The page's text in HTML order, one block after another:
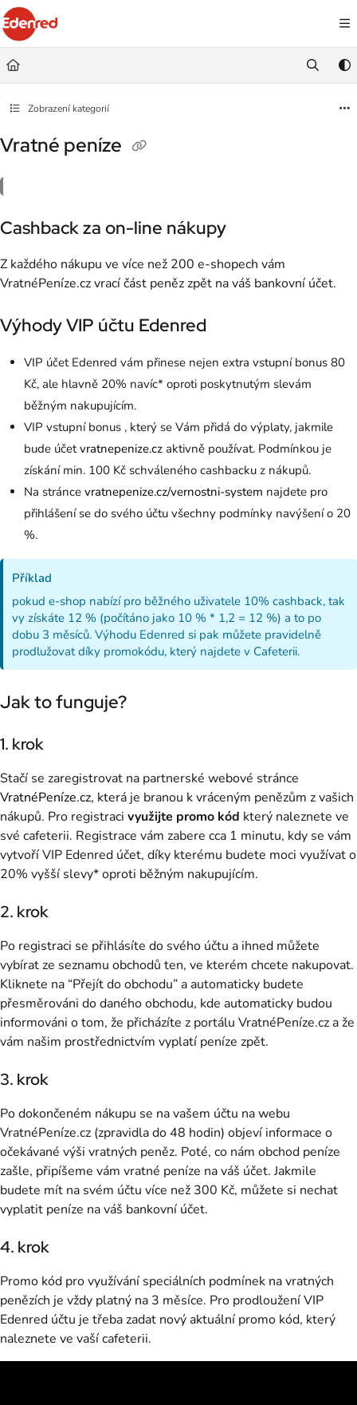
Documentation Index
Fetch the complete documentation index at:
Use this file to discover all available pages before exploring further.
Zobrazení kategorií
Vratné peníze
Cashback za on-line nákupy
Z každého nákupu ve více než 200 e-shopech vám
VratnéPeníze.cz vrací část peněz zpět na váš bankovní účet.
Výhody VIP účtu Edenred
VIP účet Edenred vám přinese nejen extra vstupní bonus 80
Kč, ale hlavně 20% navíc* oproti poskytnutým slevám
běžným nakupujícím.
VIP vstupní bonus , který se Vám přidá do výplaty, jakmile
bude účetvratnepenize.cz aktivně používat. Podmínkou je
získání min. 100 Kč schváleného cashbacku z nákupů.
Na stránce vratnepenize.cz/vernostni-system najdete pro
přihlášení se do svého účtu všechny podmínky navýšení o 20
%.
Příklad
pokud e-shop nabízí pro běžného uživatele 10% cashback, tak
vy získáte 12 % (počítáno jako 10 % * 1,2 = 12 %) a to po
dobu 3 měsíců. Výhodu Edenred si pak můžete pravidelně
prodlužovat díky promokódu, který najdete v Cafeterii.
Jak to funguje?
1. krok
Stačí se zaregistrovat na partnerské webové stránce
VratnéPeníze.cz, která je branou k vráceným penězům z vašich
nákupů. Pro registraci využijte promo kód který naleznete ve
své cafeterii. Registrace vám zabere cca 1 minutu, kdy se vám
vytvoří VIP Edenred účet, díky kterému budete moci využívat o
20% vyšší slevy* oproti běžným nakupujícím.
2. krok
Po registraci se přihlásíte do svého účtu a ihned můžete
vybírat ze seznamu obchodů ten, ve kterém chcete nakupovat.
Kliknete na “Přejít do obchodu” a automaticky budete
přesměrováni do daného obchodu, kde automaticky budou
informováni o tom, že přicházíte z portálu VratnéPeníze.cz a že
vám našim prostřednictvím vyplatí peníze zpět.
3. krok
Po dokončeném nákupu se na vašem účtu na webu
VratnéPeníze.cz (zpravidla do 48 hodin) objeví informace o
očekávané výši vratných peněz. Poté, co nám obchod peníze
zašle, připíšeme vám vratné peníze na váš účet. Jakmile
budete mít na svém účtu více než 300 Kč, můžete si nechat
vyplatit peníze na váš bankovní účet.
4. krok
Promo kód pro využívání speciálních podmínek na vratných
penězích je vždy platný na 3 měsíce. Pro prodloužení VIP
Edenred účtu je třeba zadat nový aktuální promo kód, který
naleznete ve vaší cafeterii.